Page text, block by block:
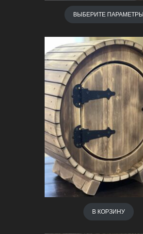
ВЫБЕРИТЕ ПАРАМЕТРЫ
В КОРЗИНУ